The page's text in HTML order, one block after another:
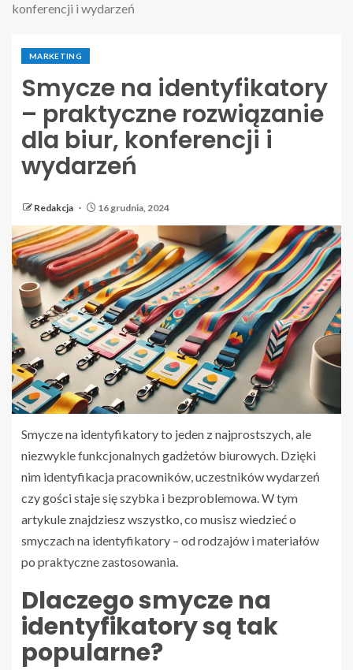
konferencji i wydarzeń
MARKETING
Smycze na identyfikatory
– praktyczne rozwiązanie
dla biur, konferencji i
wydarzeń
Redakcja 16 grudnia, 2024
Smycze na identyfikatory to jeden z najprostszych, ale
niezwykle funkcjonalnych gadżetów biurowych. Dzięki
nim identyfikacja pracowników, uczestników wydarzeń
czy gości staje się szybka i bezproblemowa. W tym
artykule znajdziesz wszystko, co musisz wiedzieć o
smyczach na identyfikatory – od rodzajów i materiałów
po praktyczne zastosowania.
Dlaczego smycze na
identyfikatory są tak
popularne?